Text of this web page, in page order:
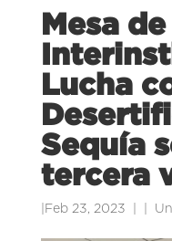
Mesa
Lucha
Sequía
tercera
Feb 23, 2023